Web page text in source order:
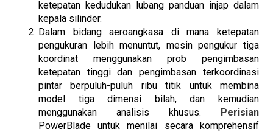
ketepatan kedudukan lubang panduan injap dalam
kepala silinder.
Dalam bidang aeroangkasa di mana ketepatan
pengukuran lebih menuntut, mesin pengukur tiga
koordinat menggunakan prob pengimbasan
ketepatan tinggi dan pengimbasan terkoordinasi
pintar berpuluh-puluh ribu titik untuk membina
model tiga dimensi bilah, dan kemudian
menggunakan analisis khusus. Perisian
PowerBlade untuk menilai secara komprehensif